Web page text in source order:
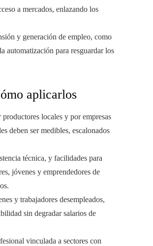
a mercados, enlazando los
y generación de empleo, como
automatización para resguardar los
aplicarlos
locales y por empresas
deben ser medibles, escalonados
técnica, y facilidades para
jóvenes y emprendedores de
y trabajadores desempleados,
sin degradar salarios de
vinculada a sectores con